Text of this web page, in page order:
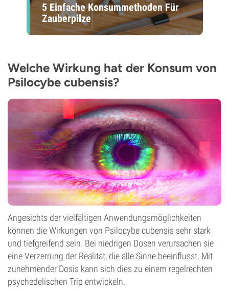
5 Einfache Konsummethoden Für
Zauberpilze
Welche Wirkung hat der Konsum von
Psilocybe cubensis?
Angesichts der vielfältigen Anwendungsmöglichkeiten
können die Wirkungen von Psilocybe cubensis sehr stark
und tiefgreifend sein. Bei niedrigen Dosen verursachen sie
eine Verzerrung der Realität, die alle Sinne beeinflusst. Mit
zunehmender Dosis kann sich dies zu einem regelrechten
psychedelischen Trip entwickeln.